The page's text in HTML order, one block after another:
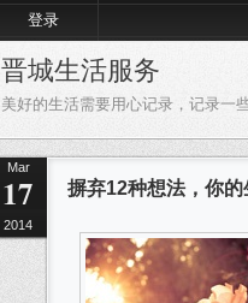
登录
晋城生活服务
美好的生活需要用心记录，记录一
Mar
17
2014
摒弃12种想法，你